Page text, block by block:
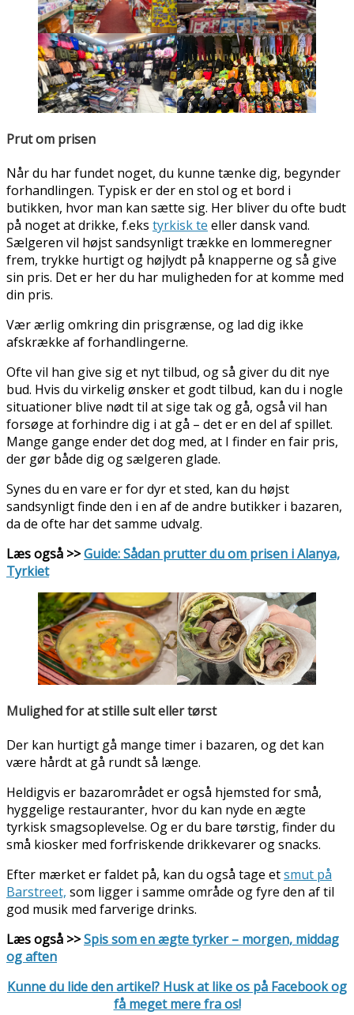
Prut om prisen
Når du har fundet noget, du kunne tænke dig, begynder
forhandlingen. Typisk er der en stol og et bord i
butikken, hvor man kan sætte sig. Her bliver du ofte budt
på noget at drikke, f.eks tyrkisk te eller dansk vand.
Sælgeren vil højst sandsynligt trække en lommeregner
frem, trykke hurtigt og højlydt på knapperne og så give
sin pris. Det er her du har muligheden for at komme med
din pris.
Vær ærlig omkring din prisgrænse, og lad dig ikke
afskrække af forhandlingerne.
Ofte vil han give sig et nyt tilbud, og så giver du dit nye
bud. Hvis du virkelig ønsker et godt tilbud, kan du i nogle
situationer blive nødt til at sige tak og gå, også vil han
forsøge at forhindre dig i at gå – det er en del af spillet.
Mange gange ender det dog med, at I finder en fair pris,
der gør både dig og sælgeren glade.
Synes du en vare er for dyr et sted, kan du højst
sandsynligt finde den i en af de andre butikker i bazaren,
da de ofte har det samme udvalg.
Læs også >>Guide: Sådan prutter du om prisen i Alanya,
Tyrkiet
Mulighed for at stille sult eller tørst
Der kan hurtigt gå mange timer i bazaren, og det kan
være hårdt at gå rundt så længe.
Heldigvis er bazarområdet er også hjemsted for små,
hyggelige restauranter, hvor du kan nyde en ægte
tyrkisk smagsoplevelse. Og er du bare tørstig, finder du
små kiosker med forfriskende drikkevarer og snacks.
Efter mærket er faldet på, kan du også tage etsmut på
Barstreet, som ligger i samme område og fyre den af til
god musik med farverige drinks.
Læs også >>Spis som en ægte tyrker – morgen, middag
og aften
Kunne du lide den artikel? Husk at like os på Facebook og
få meget mere fra os!